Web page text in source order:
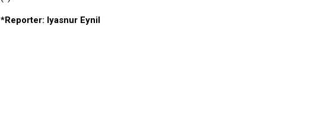
*Reporter: Iyasnur Eynil